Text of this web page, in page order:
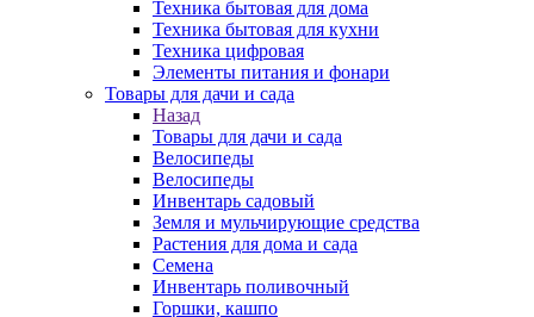
Техника бытовая для дома
Техника бытовая для кухни
Техника цифровая
Элементы питания и фонари
Товары для дачи и сада
Назад
Товары для дачи и сада
Велосипеды
Велосипеды
Инвентарь садовый
Земля и мульчирующие средства
Растения для дома и сада
Семена
Инвентарь поливочный
Горшки, кашпо